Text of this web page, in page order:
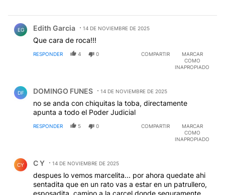
EG Edith Garcia 14 DE NOVIEMBRE DE 2025
Que cara de roca!!!
RESPONDER 4 0 COMPARTIR
MARCAR
COMO
INAPROPIADO
DF DOMINGO FUNES 14 DE NOVIEMBRE DE 2025
no se anda con chiquitas la toba, directamente
apunta a todo el Poder Judicial
RESPONDER 5 0 COMPARTIR
MARCAR
COMO
INAPROPIADO
CY C Y 14 DE NOVIEMBRE DE 2025
despues lo vemos marcelita... por ahora quedate ahi
sentadita que en un rato vas a estar en un patrullero,
esposadita, camino a la carcel donde seguramente